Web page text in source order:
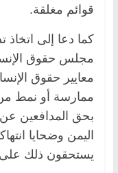
قوائم مغلقة.
كما دعا إلى اتخاذ
مجلس حقوق
معايير حقوق
ممارسة أو نمط من
بحق المدافعين
اليمن وضحايا
يستحقون ذلك على